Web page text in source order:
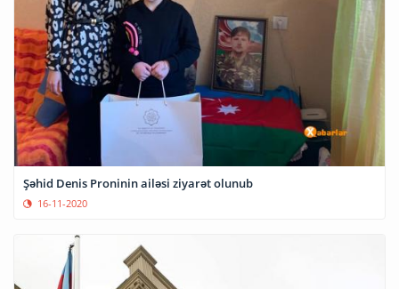
Şəhid Denis Proninin ailəsi ziyarət olunub
16-11-2020